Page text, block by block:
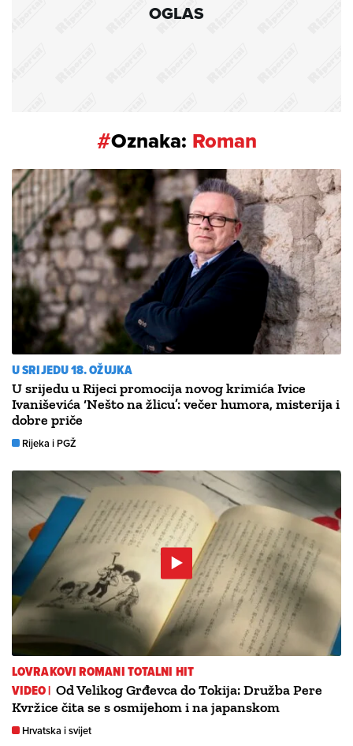
OGLAS
#Oznaka: Roman
U SRIJEDU 18. OŽUJKA
U srijedu u Rijeci promocija novog krimića Ivice
Ivaniševića ‘Nešto na žlicu’: večer humora, misterija i
dobre priče
Rijeka i PGŽ
LOVRAKOVI ROMANI TOTALNI HIT
VIDEO | Od Velikog Grđevca do Tokija: Družba Pere
Kvržice čita se s osmijehom i na japanskom
Hrvatska i svijet